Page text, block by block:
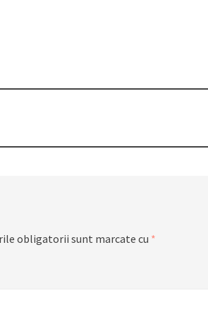
obligatorii sunt marcate cu *